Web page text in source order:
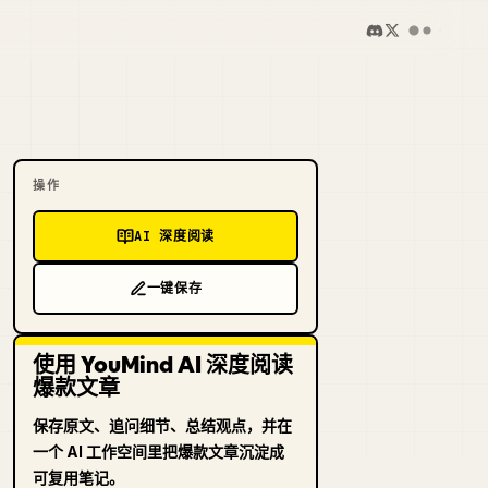
操作
AI 深度阅读
一键保存
使用 YouMind AI 深度阅读
爆款文章
保存原文、追问细节、总结观点，并在
一个 AI 工作空间里把爆款文章沉淀成
可复用笔记。